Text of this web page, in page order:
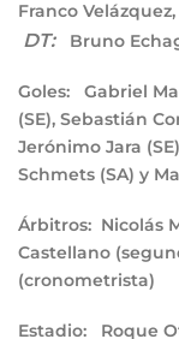
Franco
DT:Bruno
Goles: Gabriel
(SE), Sebastián
Jerónimo Jara
Schmets (SA) y
Árbitros: Nicolás
Castellano
(cronometrista)
Estadio: Roque